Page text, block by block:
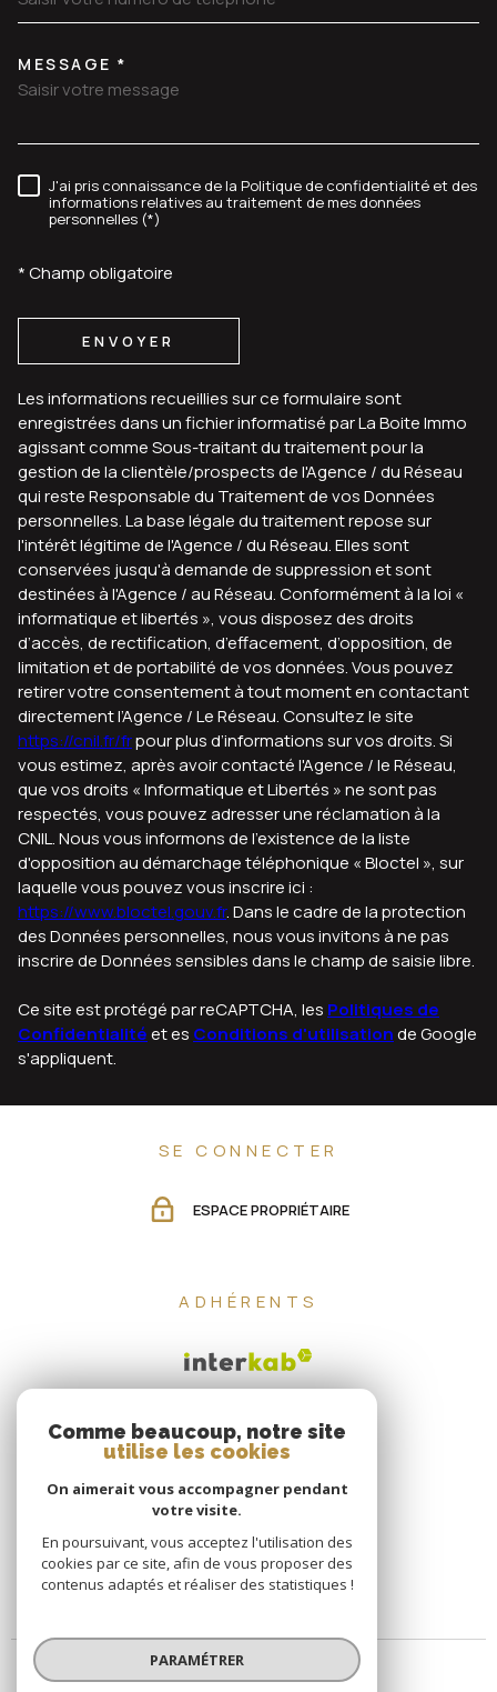
TRAD_MELTEM_VOREDEMANDE
MESSAGE *
RÈGLEMENTATION
J'ai pris connaissance de la Politique de confidentialité et des
informations relatives au traitement de mes données
personnelles (*)
* Champ obligatoire
ENVOYER
Les informations recueillies sur ce formulaire sont
enregistrées dans un fichier informatisé par La Boite Immo
agissant comme Sous-traitant du traitement pour la
gestion de la clientèle/prospects de l'Agence / du Réseau
qui reste Responsable du Traitement de vos Données
personnelles. La base légale du traitement repose sur
l'intérêt légitime de l'Agence / du Réseau. Elles sont
conservées jusqu'à demande de suppression et sont
destinées à l'Agence / au Réseau. Conformément à la loi «
informatique et libertés », vous disposez des droits
d’accès, de rectification, d’effacement, d’opposition, de
limitation et de portabilité de vos données. Vous pouvez
retirer votre consentement à tout moment en contactant
directement l’Agence / Le Réseau. Consultez le site
https://cnil.fr/frpour plus d’informations sur vos droits. Si
vous estimez, après avoir contacté l'Agence / le Réseau,
que vos droits « Informatique et Libertés » ne sont pas
respectés, vous pouvez adresser une réclamation à la
CNIL. Nous vous informons de l’existence de la liste
d'opposition au démarchage téléphonique « Bloctel », sur
laquelle vous pouvez vous inscrire ici :
https://www.bloctel.gouv.fr. Dans le cadre de la protection
des Données personnelles, nous vous invitons à ne pas
inscrire de Données sensibles dans le champ de saisie libre.
Ce site est protégé par reCAPTCHA, les Politiques de
Confidentialitéet es Conditions d'utilisationde Google
s'appliquent.
SE CONNECTER
ESPACE PROPRIÉTAIRE
ADHÉRENTS
Comme beaucoup, notre site
utilise les cookies
On aimerait vous accompagner pendant
votre visite.
En poursuivant, vous acceptez l'utilisation des
cookies par ce site, afin de vous proposer des
contenus adaptés et réaliser des statistiques !
PARAMÉTRER